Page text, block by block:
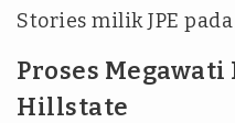
Stories milik JPE
Proses
Hillstate